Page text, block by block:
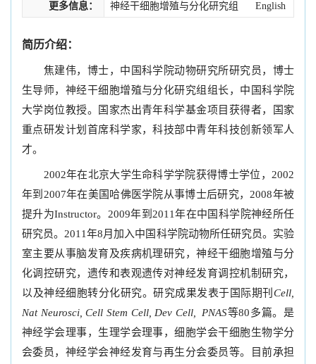
更多信息： 神经干细胞增殖与分化研究组 English
简历介绍：
焦建伟，博士，中国科学院动物研究所研究员，博士
生导师，神经干细胞增殖与分化研究组组长，中国科学院
大学岗位教授。国家杰出青年科学基金项目获得者，国家
重点研发计划首席科学家，科技部中青年科技创新领军人
才。
2002年在北京大学生命科学学院获得博士学位，2002
年到2007年在美国哈佛医学院从事博士后研究，2008年被
提升为Instructor。2009年到2011年在中国科学院神经所任
研究员。2011年8月加入中国科学院动物所任研究员。实验
室主要从事脑发育及疾病机理研究，神经干细胞增殖与分
化调控研究，遗传和表观遗传对神经发育调控机制研究，
以及神经细胞转分化研究。研究成果发表于国际期刊 Cell,
Nat Neurosci, Cell Stem Cell, Dev Cell, PNAS等80多篇。是
神经学会理事，生理学会理事，细胞学会干细胞生物学分
会委员，神经学会神经发育与再生分会委员等。目前承担